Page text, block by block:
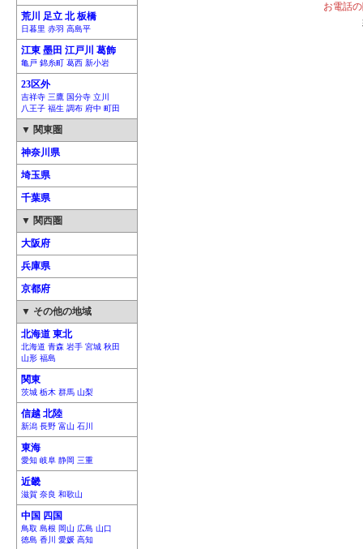
荒川 足立 北 板橋
日暮里 赤羽 高島平
江東 墨田 江戸川 葛飾
亀戸 錦糸町 葛西 新小岩
23区外
吉祥寺 三鷹 国分寺 立川
八王子 福生 調布 府中 町田
▼ 関東圏
神奈川県
埼玉県
千葉県
▼ 関西圏
大阪府
兵庫県
京都府
▼ その他の地域
北海道 東北
北海道 青森 岩手 宮城 秋田
山形 福島
関東
茨城 栃木 群馬 山梨
信越 北陸
新潟 長野 富山 石川
東海
愛知 岐阜 静岡 三重
近畿
滋賀 奈良 和歌山
中国 四国
鳥取 島根 岡山 広島 山口
徳島 香川 愛媛 高知
お電話